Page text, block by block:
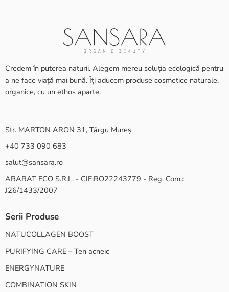
Credem în puterea naturii. Alegem mereu soluția ecologică pentru
a ne face viață mai bună. Îți aducem produse cosmetice naturale,
organice, cu un ethos aparte.
Str. MARTON ARON 31, Târgu Mureș
+40 733 090 683
salut@sansara.ro
ARARAT ECO S.R.L. - CIF:RO22243779 - Reg. Com.:
J26/1433/2007
Serii Produse
NATUCOLLAGEN BOOST
PURIFYING CARE – Ten acneic
ENERGYNATURE
COMBINATION SKIN